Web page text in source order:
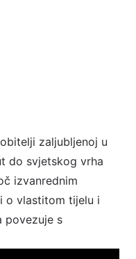
zaljubljenoj u
do svjetskog vrha
izvanrednim
o vlastitom tijelu i
povezuje s